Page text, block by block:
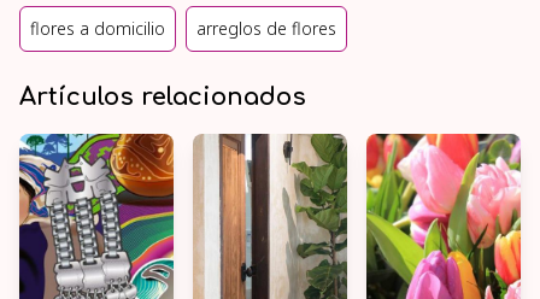
flores a domicilio arreglos de flores
Artículos relacionados